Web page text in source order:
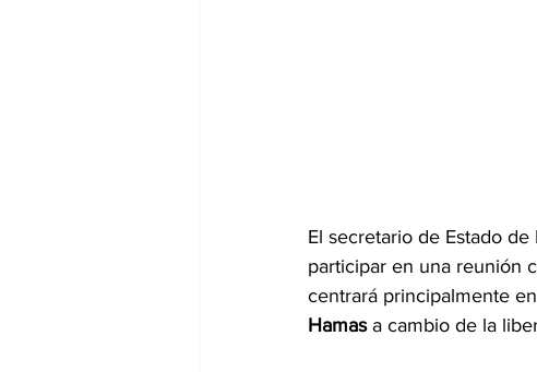
El secretario de Estado de
participar en una reunión
centrará principalmente
Hamas a cambio de la